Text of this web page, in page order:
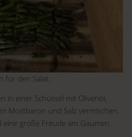
für den Salat.
in einer Schüssel mit Olivenöl,
Mostbaron und Salz vermischen,
große Freude am Gaumen.